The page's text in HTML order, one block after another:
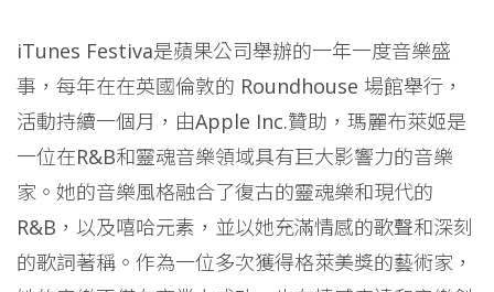
iTunes Festiva是蘋果公司舉辦的一年一度音樂盛
事，每年在在英國倫敦的 Roundhouse 場館舉行，
活動持續一個月，由Apple Inc.贊助，瑪麗布萊姬是
一位在R&B和靈魂音樂領域具有巨大影響力的音樂
家。她的音樂風格融合了復古的靈魂樂和現代的
R&B，以及嘻哈元素，並以她充滿情感的歌聲和深刻
的歌詞著稱。作為一位多次獲得格萊美獎的藝術家，